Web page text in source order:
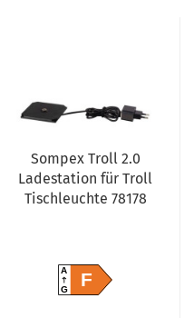
Sompex Troll 2.0
Ladestation für Troll
Tischleuchte 78178
A
GF